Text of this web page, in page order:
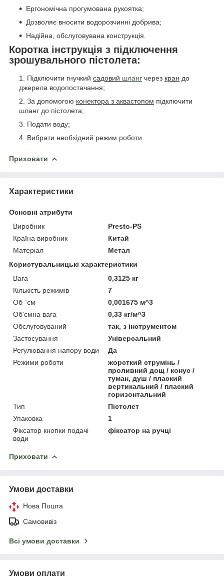
Ергономічна прогумована рукоятка;
Дозволяє вносити водорозчинні добрива;
Надійна, обслуговувана конструкція.
Коротка інструкція з підключення
зрошувального пістолета:
Підключити гнучкий садовий шланг через кран до
джерела водопостачання;
За допомогою конектора з аквастопом підключити
шланг до пістолета;
Подати воду;
Вибрати необхідний режим роботи.
Приховати
Характеристики
Основні атрибути
Виробник
Presto-PS
Країна виробник
Китай
Матеріал
Метал
Користувальницькі характеристики
Вага
0,3125 кг
Кількість режимів
7
Об `єм
0,001675 м^3
Об'ємна вага
0,33 кг/м^3
Обслуговуваний
так, з інструментом
Застосування
Універсальний
Регулювання напору води
Да
Режими роботи
жорсткий струмінь /
проливний дощ / конус /
туман, душ / плаский
вертикальний / плаский
горизонтальний
Тип
Пістолет
Упаковка
1
Фіксатор кнопки подачі
води
фіксатор на ручці
Приховати
Умови доставки
Нова Пошта
Самовивіз
Всі умови доставки
Умови оплати